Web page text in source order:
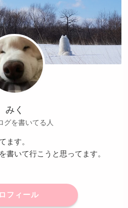
みく
グを書いてる人
ます。
書いて行こうと思ってます。
フィール